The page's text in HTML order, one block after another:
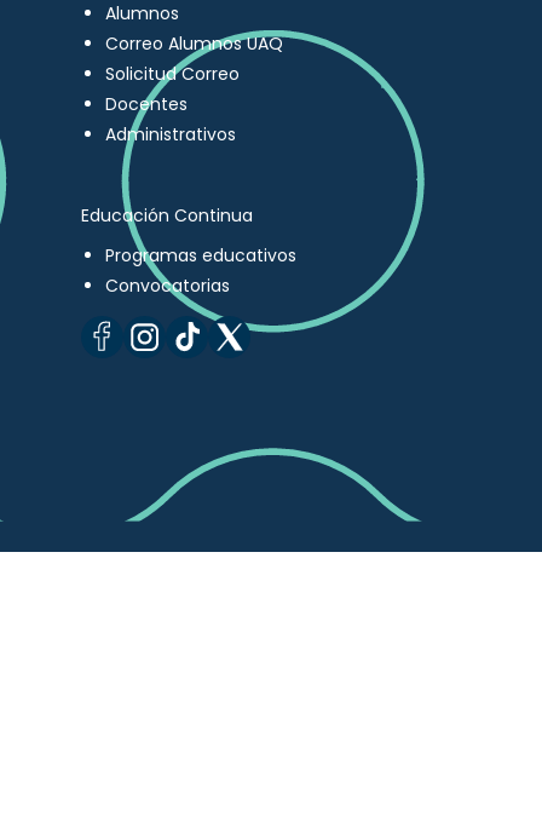
Alumnos
Correo Alumnos UAQ
Solicitud Correo
Docentes
Administrativos
Educación Continua
Programas educativos
Convocatorias